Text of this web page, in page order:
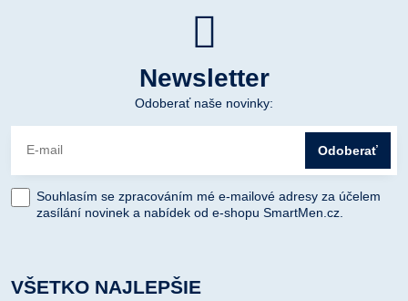
Newsletter
Odoberať naše novinky:
Odoberať
Souhlasím se zpracováním mé e-mailové adresy za účelem
zasílání novinek a nabídek od e-shopu SmartMen.cz.
VŠETKO NAJLEPŠIE